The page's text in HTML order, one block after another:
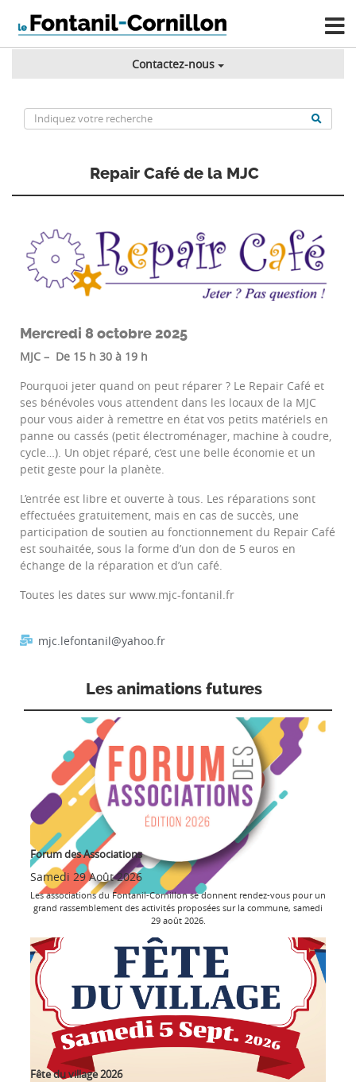
Contactez-nous
Repair Café de la MJC
Mercredi 8 octobre 2025
MJC – De 15 h 30 à 19 h
Pourquoi jeter quand on peut réparer ? Le Repair Café et
ses bénévoles vous attendent dans les locaux de la MJC
pour vous aider à remettre en état vos petits matériels en
panne ou cassés (petit électroménager, machine à coudre,
cycle…). Un objet réparé, c’est une belle économie et un
petit geste pour la planète.
L’entrée est libre et ouverte à tous. Les réparations sont
effectuées gratuitement, mais en cas de succès, une
participation de soutien au fonctionnement du Repair Café
est souhaitée, sous la forme d’un don de 5 euros en
échange de la réparation et d’un café.
Toutes les dates sur www.mjc-fontanil.fr
mjc.lefontanil@yahoo.fr
Les animations futures
Forum des Associations
Samedi 29 Août 2026
Les associations du Fontanil-Cornillon se donnent rendez-vous pour un
grand rassemblement des activités proposées sur la commune, samedi
29 août 2026.
Fête du village 2026